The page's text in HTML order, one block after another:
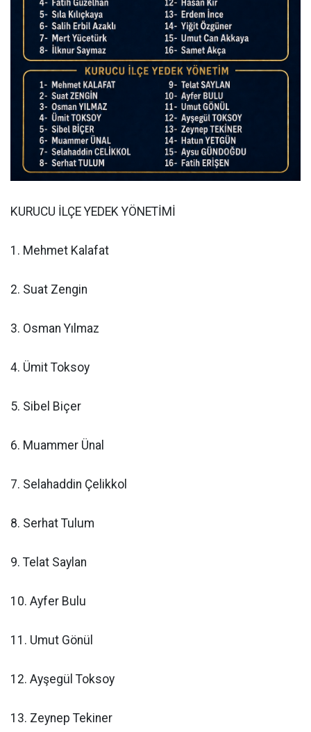
KURUCU İLÇE YEDEK YÖNETİMİ
1. Mehmet Kalafat
2. Suat Zengin
3. Osman Yılmaz
4. Ümit Toksoy
5. Sibel Biçer
6. Muammer Ünal
7. Selahaddin Çelikkol
8. Serhat Tulum
9. Telat Saylan
10. Ayfer Bulu
11. Umut Gönül
12. Ayşegül Toksoy
13. Zeynep Tekiner